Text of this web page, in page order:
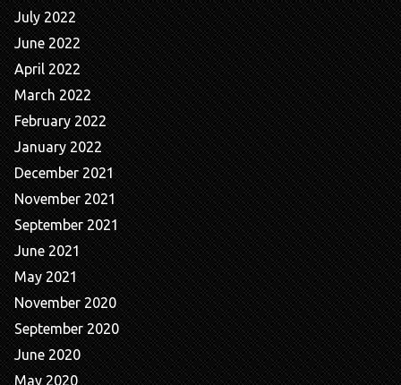
July 2022
June 2022
April 2022
March 2022
February 2022
January 2022
December 2021
November 2021
September 2021
June 2021
May 2021
November 2020
September 2020
June 2020
May 2020